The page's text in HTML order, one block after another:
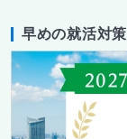
早めの就活対策